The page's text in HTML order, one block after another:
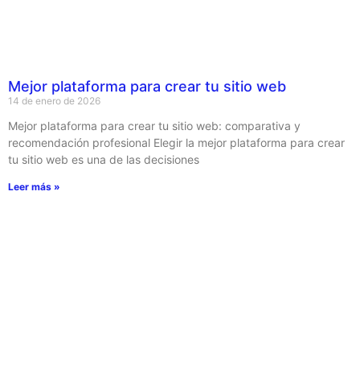
Mejor plataforma para crear tu sitio web
14 de enero de 2026
Mejor plataforma para crear tu sitio web: comparativa y
recomendación profesional Elegir la mejor plataforma para crear
tu sitio web es una de las decisiones
Leer más »